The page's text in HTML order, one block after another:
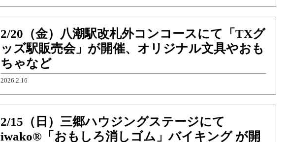
2/20（金）八潮駅改札外コンコースにて「TXグ
ッズ駅販売会」が開催、オリジナル文具やおも
ちゃなど
2026.2.16
2/15（日）三郷ハウジングステージにて
iwako®「おもしろ消しゴム」バイキング が開